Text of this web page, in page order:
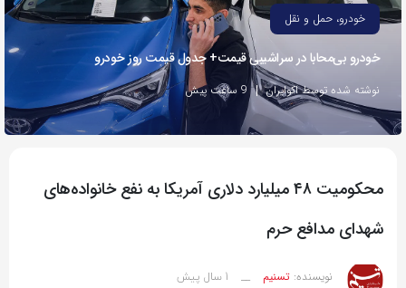
لینک
خودرو، حمل و نقل
خودرو بی‌محابا در سراشیبی قیمت+ جدول قیمت روز خودرو
نوشته شده توسط اکوایران 9 ساعت پیش
محکومیت ۴۸ میلیارد دلاری آمریکا به نفع خانواده‌های
شهدای مدافع حرم
نویسنده: تسنیم __ 1 سال پیش